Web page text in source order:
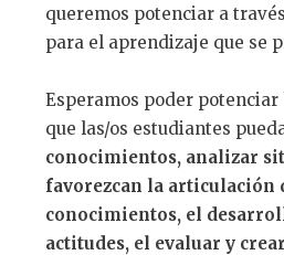
queremos potenciar a
para el aprendizaje que se
Esperamos poder
que las/os estudiantes
conocimientos, analizar
favorezcan la articulación
conocimientos, el
actitudes, el evaluar y